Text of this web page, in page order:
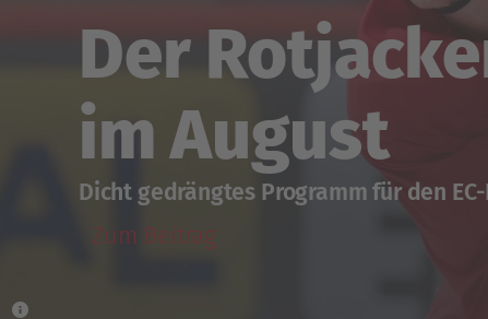
Der
im August
Dicht gedrängtes Programm für den EC-
Zum Beitrag